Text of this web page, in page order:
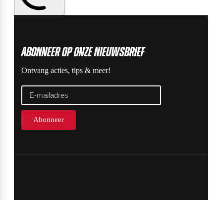
ABonneer op onze nieuwsbrief
Ontvang acties, tips & meer!
Abonneer